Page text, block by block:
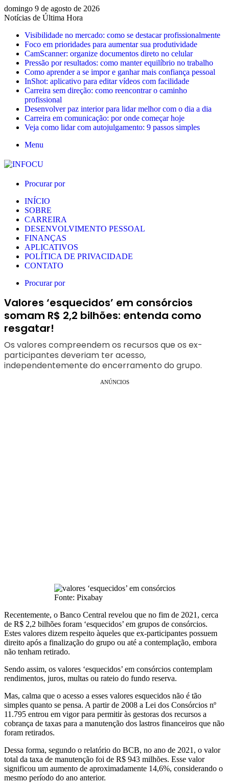
domingo 9 de agosto de 2026
Notícias de Última Hora
Visibilidade no mercado: como se destacar profissionalmente
Foco em prioridades para aumentar sua produtividade
CamScanner: organize documentos direto no celular
Pressão por resultados: como manter equilíbrio no trabalho
Como aprender a se impor e ganhar mais confiança pessoal
InShot: aplicativo para editar vídeos com facilidade
Carreira sem direção: como reencontrar o caminho
profissional
Desenvolver paz interior para lidar melhor com o dia a dia
Carreira em comunicação: por onde começar hoje
Veja como lidar com autojulgamento: 9 passos simples
Menu
Procurar por
INÍCIO
SOBRE
CARREIRA
DESENVOLVIMENTO PESSOAL
FINANÇAS
APLICATIVOS
POLÍTICA DE PRIVACIDADE
CONTATO
Procurar por
Valores ‘esquecidos’ em consórcios
somam R$ 2,2 bilhões: entenda como
resgatar!
Os valores compreendem os recursos que os ex-
participantes deveriam ter acesso,
independentemente do encerramento do grupo.
ANÚNCIOS
Fonte: Pixabay
Recentemente, o Banco Central revelou que no fim de 2021, cerca
de R$ 2,2 bilhões foram ‘esquecidos’ em grupos de consórcios.
Estes valores dizem respeito àqueles que ex-participantes possuem
direito após a finalização do grupo ou até a contemplação, embora
não tenham retirado.
Sendo assim, os valores ‘esquecidos’ em consórcios contemplam
rendimentos, juros, multas ou rateio do fundo reserva.
Mas, calma que o acesso a esses valores esquecidos não é tão
simples quanto se pensa. A partir de 2008 a Lei dos Consórcios nº
11.795 entrou em vigor para permitir às gestoras dos recursos a
cobrança de taxas para a manutenção dos lastros financeiros que não
foram retirados.
Dessa forma, segundo o relatório do BCB, no ano de 2021, o valor
total da taxa de manutenção foi de R$ 943 milhões. Esse valor
significou um aumento de aproximadamente 14,6%, considerando o
mesmo período do ano anterior.